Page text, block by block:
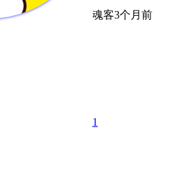
魂客3个月前
1